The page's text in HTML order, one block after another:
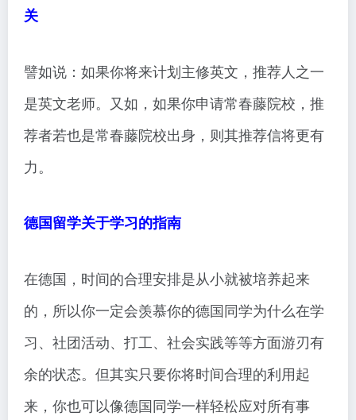
关
譬如说：如果你将来计划主修英文，推荐人之一
是英文老师。又如，如果你申请常春藤院校，推
荐者若也是常春藤院校出身，则其推荐信将更有
力。
德国留学关于学习的指南
在德国，时间的合理安排是从小就被培养起来
的，所以你一定会羡慕你的德国同学为什么在学
习、社团活动、打工、社会实践等等方面游刃有
余的状态。但其实只要你将时间合理的利用起
来，你也可以像德国同学一样轻松应对所有事